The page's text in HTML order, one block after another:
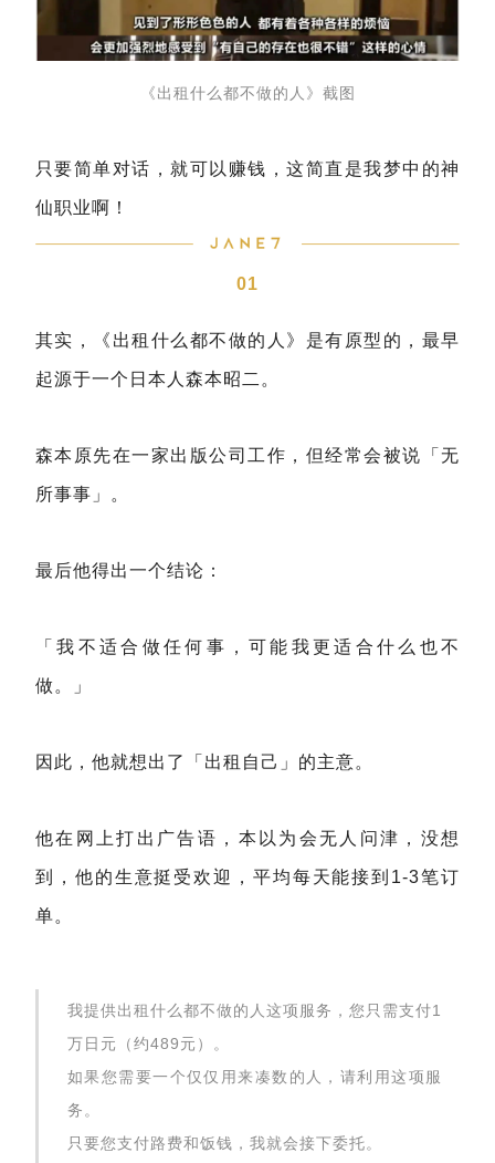
《出租什么都不做的人》截图
只要简单对话，就可以赚钱，这简直是我梦中的神
仙职业啊！
01
其实，《出租什么都不做的人》是有原型的，最早
起源于一个日本人森本昭二。
森本原先在一家出版公司工作，但经常会被说「无
所事事」。
最后他得出一个结论：
「我不适合做任何事，可能我更适合什么也不
做。」
因此，他就想出了「出租自己」的主意。
他在网上打出广告语，本以为会无人问津，没想
到，他的生意挺受欢迎，平均每天能接到1-3笔订
单。
我提供出租什么都不做的人这项服务，您只需支付1
万日元（约489元）。
如果您需要一个仅仅用来凑数的人，请利用这项服
务。
只要您支付路费和饭钱，我就会接下委托。